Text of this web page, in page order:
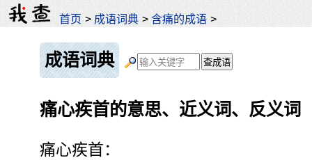
首页 > 成语词典 >含痛的成语 >
成语词典
痛心疾首的意思、近义词、反义词
痛心疾首：